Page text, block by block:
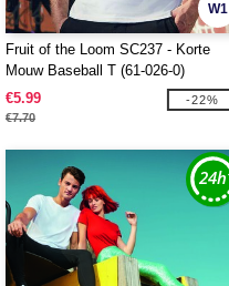
W1
Fruit of the Loom SC237 - Korte
Mouw Baseball T (61-026-0)
€5.99
€7.70
-22%